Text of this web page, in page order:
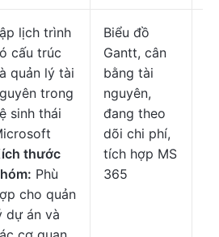
lịch trình
cấu trúc
quản lý tài
trong
sinh thái
thước
Phù
cho quản
dự án và
Biểu đồ
Gantt, cân
bằng tài
nguyên,
đang theo
dõi chi phí,
tích hợp MS
365